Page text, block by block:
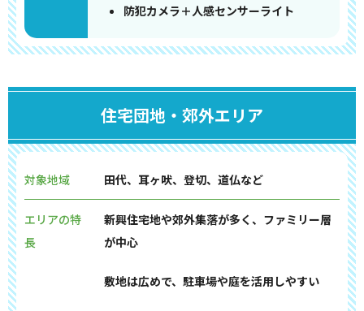
防犯カメラ＋人感センサーライト
住宅団地・郊外エリア
対象地域 田代、耳ヶ吠、登切、道仏など
エリアの特
長
新興住宅地や郊外集落が多く、ファミリー層
が中心
敷地は広めで、駐車場や庭を活用しやすい